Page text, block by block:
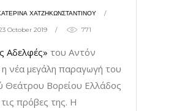
ΧΑΤΖΗΚΩΝΣΤΑΝΤΙΝΟΥ
October 2019 771
Αδελφές» του Αντόν
νέα μεγάλη παραγωγή του
Θεάτρου Βορείου Ελλάδος
τις πρόβες της. Η